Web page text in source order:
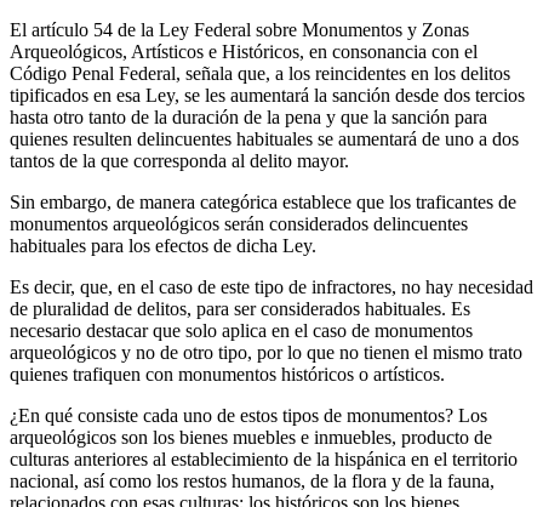
Bluesky
Threads
El artículo 54 de la Ley Federal sobre Monumentos y Zonas
Arqueológicos, Artísticos e Históricos, en consonancia con el
Código Penal Federal, señala que, a los reincidentes en los delitos
tipificados en esa Ley, se les aumentará la sanción desde dos tercios
hasta otro tanto de la duración de la pena y que la sanción para
quienes resulten delincuentes habituales se aumentará de uno a dos
tantos de la que corresponda al delito mayor.
Sin embargo, de manera categórica establece que los traficantes de
monumentos arqueológicos serán considerados delincuentes
habituales para los efectos de dicha Ley.
Es decir, que, en el caso de este tipo de infractores, no hay necesidad
de pluralidad de delitos, para ser considerados habituales. Es
necesario destacar que solo aplica en el caso de monumentos
arqueológicos y no de otro tipo, por lo que no tienen el mismo trato
quienes trafiquen con monumentos históricos o artísticos.
¿En qué consiste cada uno de estos tipos de monumentos? Los
arqueológicos son los bienes muebles e inmuebles, producto de
culturas anteriores al establecimiento de la hispánica en el territorio
nacional, así como los restos humanos, de la flora y de la fauna,
relacionados con esas culturas; los históricos son los bienes